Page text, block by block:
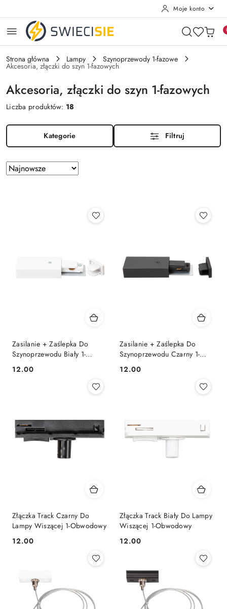
Moje konto
Strona główna Lampy Szynoprzewody 1-fazowe
Akcesoria, złączki do szyn 1-fazowych
Akcesoria, złączki do szyn 1-fazowych
Liczba produktów: 18
Kategorie Filtruj
Zastosowano
sortowanie:
Sortuj
według
Zasilanie + Zaślepka Do
Szynoprzewodu Biały 1-
Obwodowy
Cena:
12.00
Zasilanie + Zaślepka Do
Szynoprzewodu Czarny 1-
Obwodowy
Cena:
12.00
Złączka Track Czarny Do
Lampy Wiszącej 1-Obwodowy
Cena:
12.00
Złączka Track Biały Do Lampy
Wiszącej 1-Obwodowy
Cena:
12.00